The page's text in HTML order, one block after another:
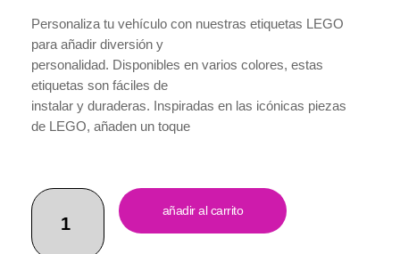
Personaliza tu vehículo con nuestras etiquetas LEGO
para añadir diversión y
personalidad. Disponibles en varios colores, estas
etiquetas son fáciles de
instalar y duraderas. Inspiradas en las icónicas piezas
de LEGO, añaden un toque
largo del tiempo. ¡Haz tu pedido ahora y dale a tu
vehículo un toque único y
divertido!
etiqueta
cantidad
añadir al carrito